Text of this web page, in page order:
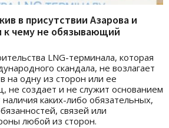
в присутствии Азарова и
к чему не обязывающий
LNG-терминала, которая
скандала, не возлагает
на одну из сторон или ее
не создает и не служит основанием
каких-либо обязательных,
связей или
любой из сторон.